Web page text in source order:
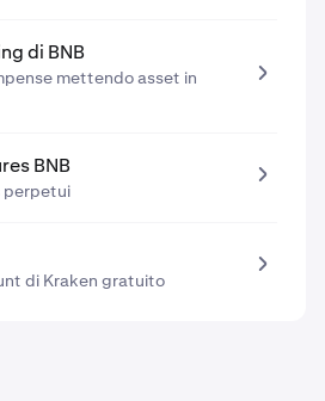
di BNB
mettendo asset in
BNB
perpetui
di Kraken gratuito